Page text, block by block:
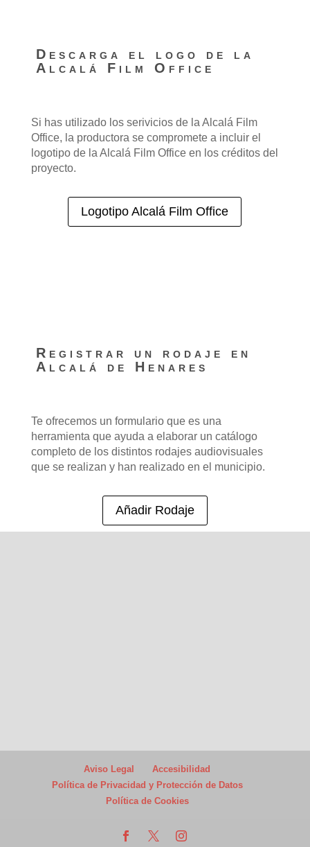
Descarga el logo de la
Alcalá Film Office
Si has utilizado los serivicios de la Alcalá Film
Office, la productora se compromete a incluir el
logotipo de la Alcalá Film Office en los créditos del
proyecto.
Logotipo Alcalá Film Office
Registrar un rodaje en
Alcalá de Henares
Te ofrecemos un formulario que es una
herramienta que ayuda a elaborar un catálogo
completo de los distintos rodajes audiovisuales
que se realizan y han realizado en el municipio.
Añadir Rodaje
Aviso Legal
Accesibilidad
Política de Privacidad y Protección de Datos
Política de Cookies